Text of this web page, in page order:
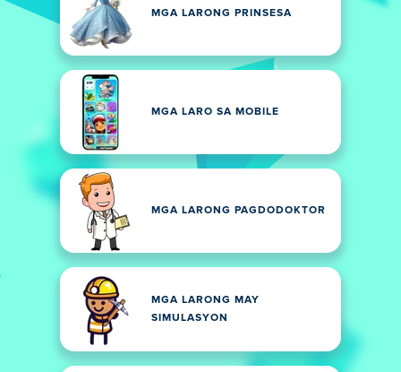
MGA LARONG PRINSESA
MGA LARO SA MOBILE
MGA LARONG PAGDODOKTOR
MGA LARONG MAY
SIMULASYON